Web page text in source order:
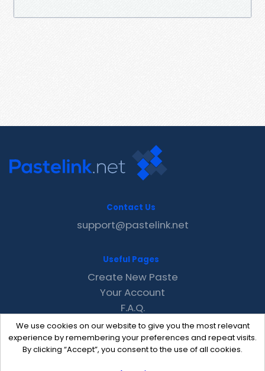
We use cookies on our website to give you the most relevant
experience by remembering your preferences and repeat visits.
By clicking “Accept”, you consent to the use of all cookies.
Contact Us
support@pastelink.net
Useful Pages
Create New Paste
Your Account
F.A.Q.
Recent
Contact